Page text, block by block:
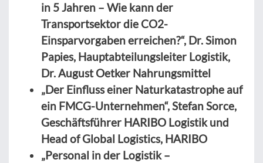
in 5 Jahren – Wie kann der
Transportsektor die CO2-
Einsparvorgaben erreichen?“, Dr. Simon
Papies, Hauptabteilungsleiter Logistik,
Dr. August Oetker Nahrungsmittel
„Der Einfluss einer Naturkatastrophe auf
ein FMCG-Unternehmen“, Stefan Sorce,
Geschäftsführer HARIBO Logistik und
Head of Global Logistics, HARIBO
„Personal in der Logistik –